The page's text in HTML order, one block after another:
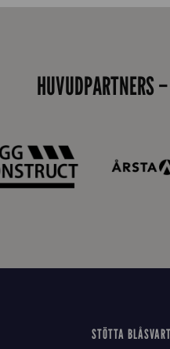
HUVUDPARTNERS
STÖTTA